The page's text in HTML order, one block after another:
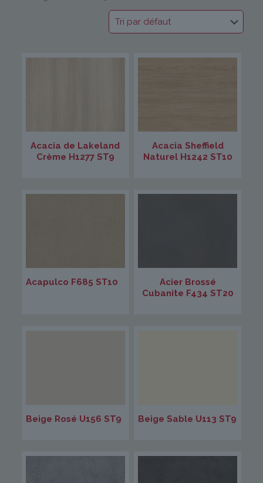
Acacia de Lakeland
Crème H1277 ST9
Acacia Sheffield
Naturel H1242 ST10
Acapulco F685 ST10
Acier Brossé
Cubanite F434 ST20
Beige Rosé U156 ST9 Beige Sable U113 ST9